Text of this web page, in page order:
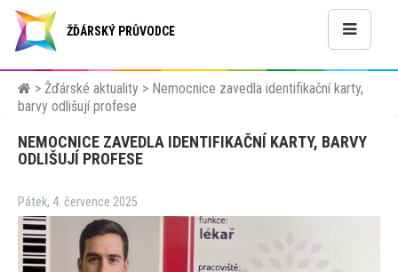
ŽĎÁRSKÝ PRŮVODCE
> Žďárské aktuality > Nemocnice zavedla identifikační karty,
barvy odlišují profese
NEMOCNICE ZAVEDLA IDENTIFIKAČNÍ KARTY, BARVY
ODLIŠUJÍ PROFESE
Pátek, 4. července 2025